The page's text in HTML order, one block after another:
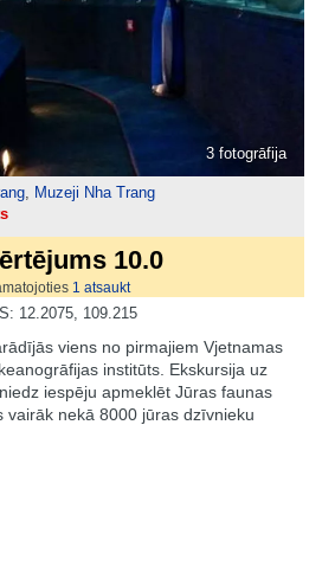
3 fotogrāfija
Muzeji Nha Trang
10.0
1 atsaukt
12.2075, 109.215
viens no pirmajiem Vjetnamas
institūts. Ekskursija uz
iespēju apmeklēt Jūras faunas
vairāk nekā 8000 jūras dzīvnieku